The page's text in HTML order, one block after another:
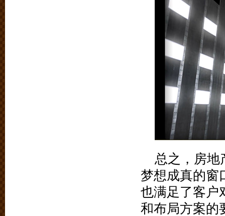
总之，房地
梦想成真的窗
也满足了客户
和布局方案的